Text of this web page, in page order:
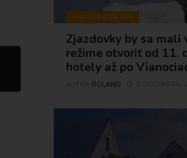
UNCATEGORIZED
Zjazdovky by sa mali
režime otvoriť od 11.
hotely až po
ROLAND